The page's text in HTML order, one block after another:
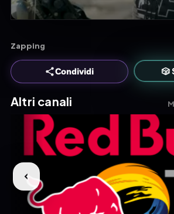
Zapping
Condividi 🎲
Altri canali